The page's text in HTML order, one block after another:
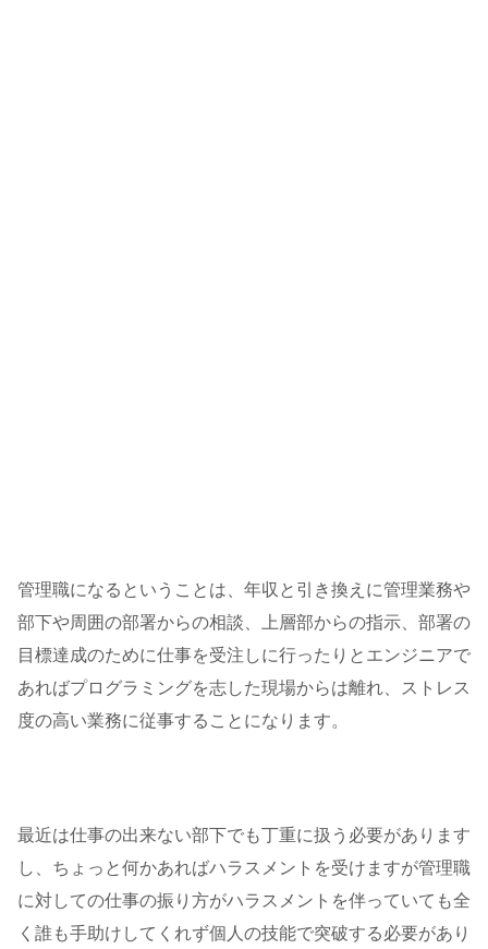
管理職になるということは、年収と引き換えに管理業務や
部下や周囲の部署からの相談、上層部からの指示、部署の
目標達成のために仕事を受注しに行ったりとエンジニアで
あればプログラミングを志した現場からは離れ、ストレス
度の高い業務に従事することになります。
最近は仕事の出来ない部下でも丁重に扱う必要があります
し、ちょっと何かあればハラスメントを受けますが管理職
に対しての仕事の振り方がハラスメントを伴っていても全
く誰も手助けしてくれず個人の技能で突破する必要があり